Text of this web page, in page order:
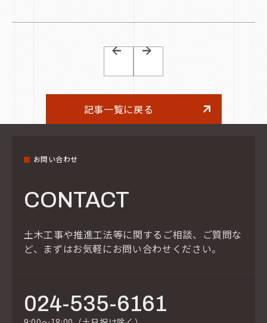
記事一覧に戻る
お問い合わせ
CONTACT
土木工事や推進工法等に関するご相談、ご質問な
ど、 まずはお気軽にお問い合わせください。
024-535-6161